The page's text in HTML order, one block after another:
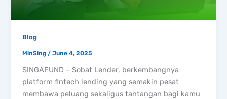
Blog
MinSing/June 4, 2025
SINGAFUND – Sobat Lender, berkembangnya
platform fintech lending yang semakin pesat
membawa peluang sekaligus tantangan bagi kamu